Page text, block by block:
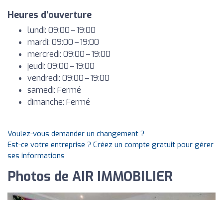
Heures d'ouverture
lundi: 09:00 – 19:00
mardi: 09:00 – 19:00
mercredi: 09:00 – 19:00
jeudi: 09:00 – 19:00
vendredi: 09:00 – 19:00
samedi: Fermé
dimanche: Fermé
Voulez-vous demander un changement ?
Est-ce votre entreprise ? Créez un compte gratuit pour gérer
ses informations
Photos de AIR IMMOBILIER